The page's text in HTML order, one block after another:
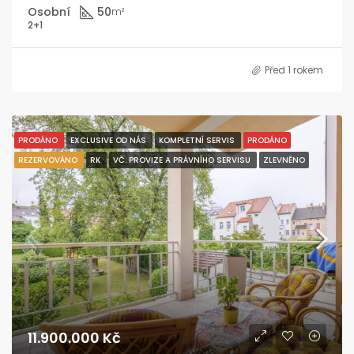
Osobní 50m²
2+1
Před 1 rokem
PRODÁNO EXCLUSIVE OD NÁS KOMPLETNÍ SERVIS
PRODÁNO
REZERVOVÁNO
RK VČ. PROVIZE A PRÁVNÍHO SERVISU ZLEVNĚNO
11.900.000 Kč